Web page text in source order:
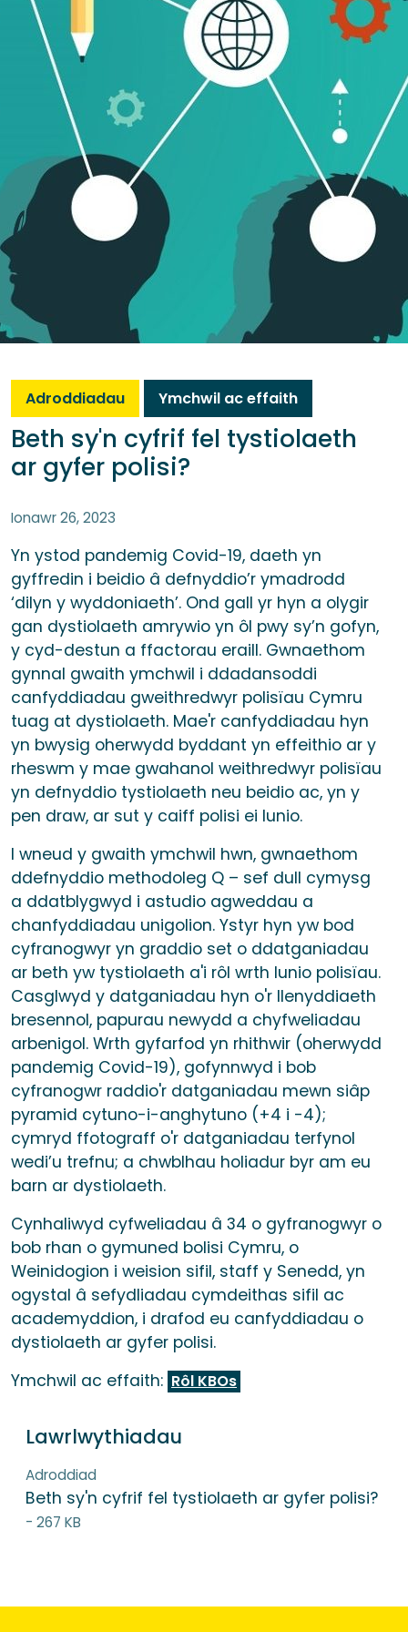
Adroddiadau Ymchwil ac effaith
Beth sy'n cyfrif fel tystiolaeth
ar gyfer polisi?
Ionawr 26, 2023
Yn ystod pandemig Covid-19, daeth yn
gyffredin i beidio â defnyddio’r ymadrodd
‘dilyn y wyddoniaeth’. Ond gall yr hyn a olygir
gan dystiolaeth amrywio yn ôl pwy sy’n gofyn,
y cyd-destun a ffactorau eraill. Gwnaethom
gynnal gwaith ymchwil i ddadansoddi
canfyddiadau gweithredwyr polisïau Cymru
tuag at dystiolaeth. Mae'r canfyddiadau hyn
yn bwysig oherwydd byddant yn effeithio ar y
rheswm y mae gwahanol weithredwyr polisïau
yn defnyddio tystiolaeth neu beidio ac, yn y
pen draw, ar sut y caiff polisi ei lunio.
I wneud y gwaith ymchwil hwn, gwnaethom
ddefnyddio methodoleg Q – sef dull cymysg
a ddatblygwyd i astudio agweddau a
chanfyddiadau unigolion. Ystyr hyn yw bod
cyfranogwyr yn graddio set o ddatganiadau
ar beth yw tystiolaeth a'i rôl wrth lunio polisïau.
Casglwyd y datganiadau hyn o'r llenyddiaeth
bresennol, papurau newydd a chyfweliadau
arbenigol. Wrth gyfarfod yn rhithwir (oherwydd
pandemig Covid-19), gofynnwyd i bob
cyfranogwr raddio'r datganiadau mewn siâp
pyramid cytuno-i-anghytuno (+4 i -4);
cymryd ffotograff o'r datganiadau terfynol
wedi’u trefnu; a chwblhau holiadur byr am eu
barn ar dystiolaeth.
Cynhaliwyd cyfweliadau â 34 o gyfranogwyr o
bob rhan o gymuned bolisi Cymru, o
Weinidogion i weision sifil, staff y Senedd, yn
ogystal â sefydliadau cymdeithas sifil ac
academyddion, i drafod eu canfyddiadau o
dystiolaeth ar gyfer polisi.
Ymchwil ac effaith: Rôl KBOs
Lawrlwythiadau
Adroddiad
Beth sy'n cyfrif fel tystiolaeth ar gyfer polisi?
- 267 KB